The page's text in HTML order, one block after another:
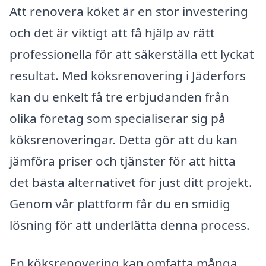
Att renovera köket är en stor investering
och det är viktigt att få hjälp av rätt
professionella för att säkerställa ett lyckat
resultat. Med köksrenovering i Jäderfors
kan du enkelt få tre erbjudanden från
olika företag som specialiserar sig på
köksrenoveringar. Detta gör att du kan
jämföra priser och tjänster för att hitta
det bästa alternativet för just ditt projekt.
Genom vår plattform får du en smidig
lösning för att underlätta denna process.